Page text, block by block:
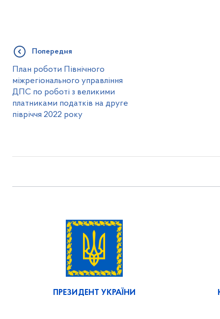
Попередня
План роботи Північного
міжрегіонального управління
ДПС по роботі з великими
платниками податків на друге
півріччя 2022 року
ПРЕЗИДЕНТ УКРАЇНИ